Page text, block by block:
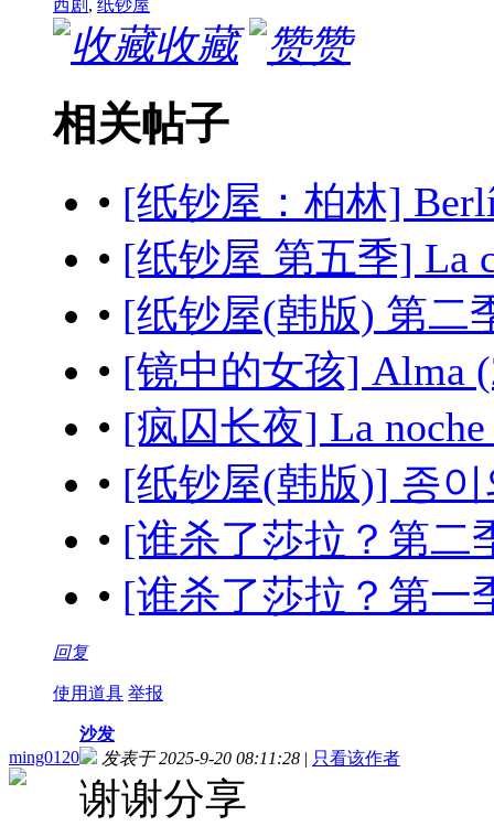
西剧 , 纸钞屋
收藏 赞
相关帖子
• [纸钞屋：柏林]
• [纸钞屋 第五季] La
• [纸钞屋(韩版) 第二
• [镜中的女孩] Alma
• [疯囚长夜] La
• [纸钞屋(韩版)] 종
• [谁杀了莎拉？第二
• [谁杀了莎拉？第一
回复
使用道具 举报
ming0120
沙发
发表于 2025-9-20 08:11:28 | 只看该作者
谢谢分享